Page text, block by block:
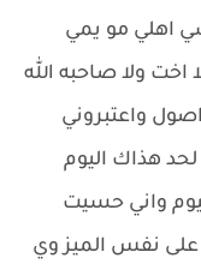
اهلي مو يمي
اخت ولا صاحبه الله
واعتبروني
هذاك اليوم
واني حسيت
نفس الميز وي